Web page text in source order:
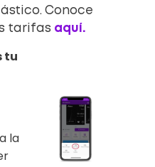
Conoce
tarifas aquí.
tu
la